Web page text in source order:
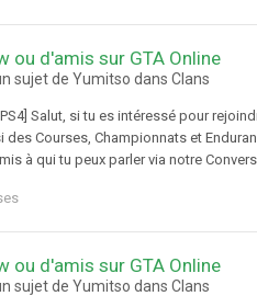
ou d'amis sur GTA Online
sujet de Yumitso dans Clans
Salut, si tu es intéressé pour
Courses, Championnats et
à qui tu peux parler via notre
ou d'amis sur GTA Online
sujet de Yumitso dans Clans